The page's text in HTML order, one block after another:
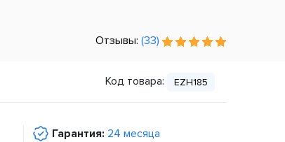
Отзывы: (33)
Код товара: EZH185
Гарантия: 24 месяца